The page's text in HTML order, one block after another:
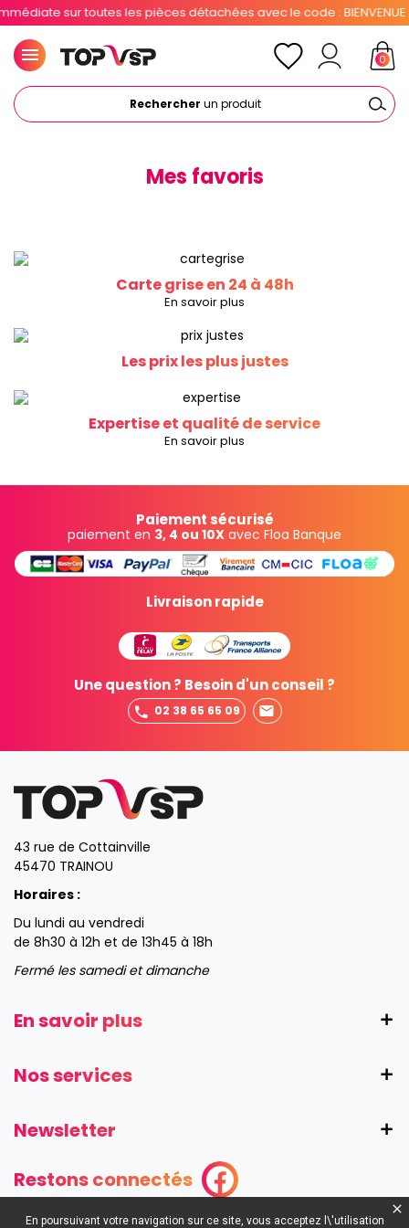
sur toutes les pièces détachées avec le code : BIENVENUE .
Rechercher un produit
0
Mes favoris
Carte grise en 24 à 48h
En savoir plus
Les prix les plus justes
Expertise et qualité de service
En savoir plus
Paiement sécurisé
paiement en 3, 4 ou 10X avec Floa Banque
Livraison rapide
Une question ? Besoin d'un conseil ?
02 38 65 65 09
43 rue de Cottainville
45470 TRAINOU
Horaires :
Du lundi au vendredi
de 8h30 à 12h et de 13h45 à 18h
Fermé les samedi et dimanche
En savoir plus
Nos services
Newsletter
Restons connectés
En poursuivant votre navigation sur ce site, vous acceptez l\'utilisation